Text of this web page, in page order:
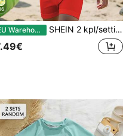
EU Warehouse SHEIN 2 kpl/setti poikien rento löysä pyöreä kaula-aukkoinen lyhythihainen t-paita ja shortsit uima-asut, sopivat kesälle, klassinen meriraitakuosi, söpö rapugraafinen painatus